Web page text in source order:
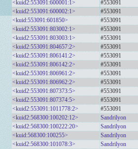
<kuid2:553091:600001:1> #553091
<kuid2:553091:600002:1>
#553091
<kuid:553091:601850>
#553091
<kuid2:553091:803002:1>
#553091
<kuid2:553091:803003:1>
#553091
<kuid2:553091:804657:2>
#553091
<kuid2:553091:806141:2>
#553091
<kuid2:553091:806142:2>
#553091
<kuid2:553091:806961:2>
#553091
<kuid2:553091:806962:2>
#553091
<kuid2:553091:807373:5>
#553091
<kuid2:553091:807374:5>
#553091
<kuid2:553091:1011778:2>
#553091
<kuid2:568300:100202:12>
Sandrilyon
<kuid2:568300:100222:20>
Sandrilyon
<kuid:568300:100255>
Sandrilyon
<kuid2:568300:101078:3>
Sandrilyon